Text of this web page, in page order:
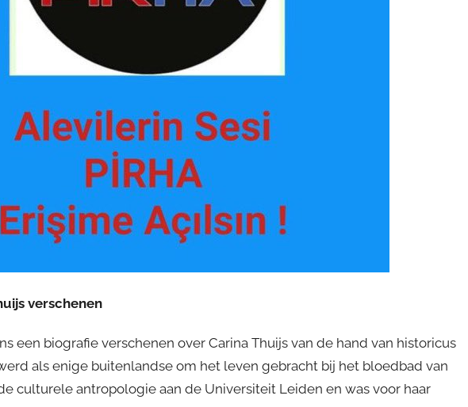
verschenen
een biografie verschenen over Carina Thuijs van de hand van historicus
als enige buitenlandse om het leven gebracht bij het bloedbad van
culturele antropologie aan de Universiteit Leiden en was voor haar